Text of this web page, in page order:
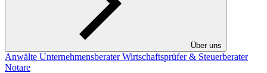
Über uns
Anwälte UnternehmensberaterWirtschaftsprüfer & Steuerberater
Notare